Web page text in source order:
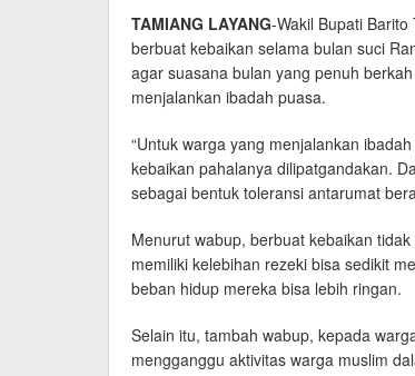
TAMIANG LAYANG-Wakil Bupati
berbuat kebaikan selama bulan suci
agar suasana bulan yang penuh
menjalankan ibadah puasa.
“Untuk warga yang menjalankan
kebaikan pahalanya dilipatgandakan.
sebagai bentuk toleransi antarumat
Menurut wabup, berbuat kebaikan
memiliki kelebihan rezeki bisa sedikit
beban hidup mereka bisa lebih ringan.
Selain itu, tambah wabup, kepada
mengganggu aktivitas warga muslim